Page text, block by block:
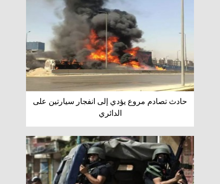
حادث تصادم مروع يؤدي إلى انفجار سيارتين على
الدائري